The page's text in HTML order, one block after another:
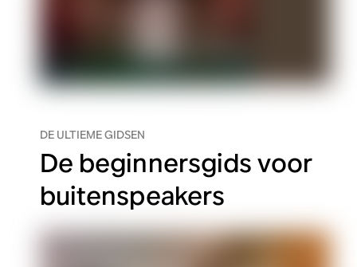
DE ULTIEME GIDSEN
De beginnersgids voor
buitenspeakers